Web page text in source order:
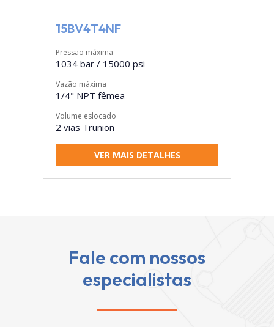
15BV4T4NF
Pressão máxima
1034 bar / 15000 psi
Vazão máxima
1/4" NPT fêmea
Volume eslocado
2 vias Trunion
VER MAIS DETALHES
Fale com nossos
especialistas